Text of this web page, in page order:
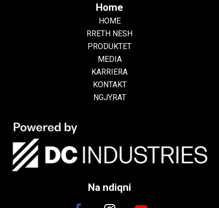
Home
HOME
RRETH NESH
PRODUKTET
MEDIA
KARRIERA
KONTAKT
NGJYRAT
Na ndiqni